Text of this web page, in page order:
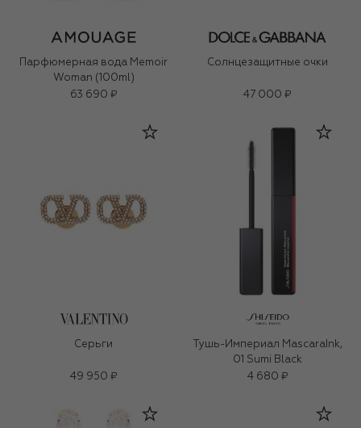
Парфюмерная вода Memoir
Woman (100ml)
63 690 ₽
Солнцезащитные очки
47 000 ₽
Серьги
49 950 ₽
Тушь-Империал MascaraInk,
01 Sumi Black
4 680 ₽